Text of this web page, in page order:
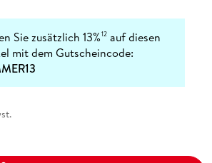
Sie zusätzlich 13%12 auf diesen
mit dem Gutscheincode: